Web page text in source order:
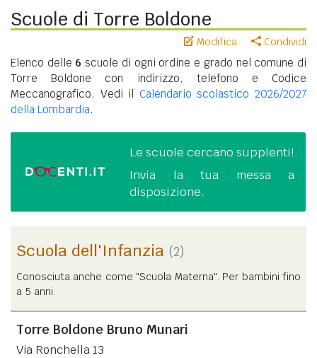
Scuole di Torre Boldone
Modifica Condividi
Elenco delle 6 scuole di ogni ordine e grado nel comune di
Torre Boldone con indirizzo, telefono e Codice
Meccanografico. Vedi il Calendario scolastico 2026/2027
della Lombardia.
Le scuole cercano supplenti!
Invia la tua messa a
disposizione.
Scuola dell'Infanzia (2)
Conosciuta anche come "Scuola Materna". Per bambini fino
a 5 anni.
Torre Boldone Bruno Munari
Via Ronchella 13